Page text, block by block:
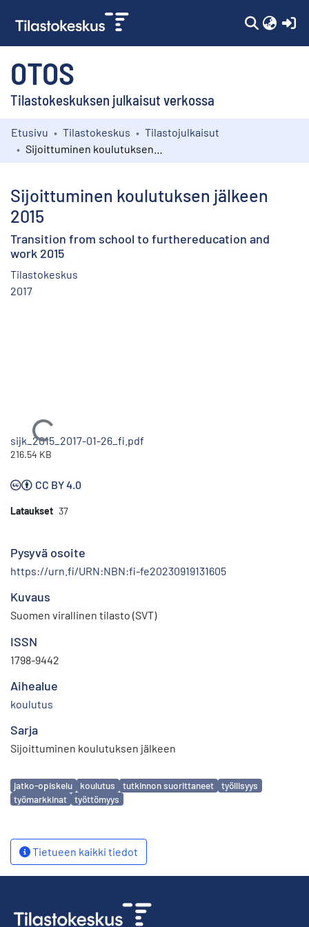
OTOS
Tilastokeskuksen julkaisut verkossa
Kokoelmat
Etusivu Tilastokeskus
Tilastojulkaisut
Sijoittuminen koulutuksen jälkeen
2015
Transition from school to furthereducation and
work 2015
Tilastokeskus
2017
Ladataan...
sijk_2015_2017-01-26_fi.pdf
216.54 KB
CC BY 4.0
Lataukset 37
Pysyvä osoite
https://urn.fi/URN:NBN:fi-fe20230919131605
Kuvaus
Suomen virallinen tilasto (SVT)
ISSN
1798-9442
Aihealue
koulutus
Sarja
Sijoittuminen koulutuksen jälkeen
Avainsanat
jatko-opiskelu koulutus tutkinnon suorittaneet
työllisyys
työmarkkinat
työttömyys
Tietueen kaikki tiedot